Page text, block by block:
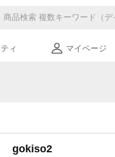
ィ マイページ
gokiso2